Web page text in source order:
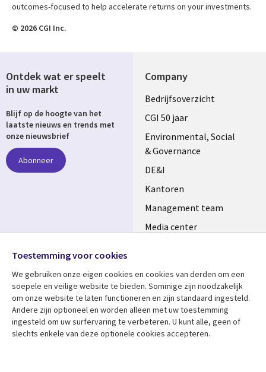
outcomes-focused to help accelerate returns on your investments.
© 2026 CGI Inc.
Company
Useful
links
NETHERLANDS
Bedrijfsoverzicht
CGI 50 jaar
Environmental, Social
& Governance
DE&I
Kantoren
Management team
Media center
Bekijk meer
Library
Artikelen
Support
Legal
Disclaimer
Ontdek wat er speelt
in uw markt
Blijf op de hoogte van het
laatste nieuws en trends met
onze nieuwsbrief
Abonneer
Media
NETHERLANDS
Toestemming voor cookies
We gebruiken onze eigen cookies en cookies van derden om een ​​
soepele en veilige website te bieden. Sommige zijn noodzakelijk
om onze website te laten functioneren en zijn standaard ingesteld.
Andere zijn optioneel en worden alleen met uw toestemming
ingesteld om uw surfervaring te verbeteren. U kunt alle, geen of
slechts enkele van deze optionele cookies accepteren.